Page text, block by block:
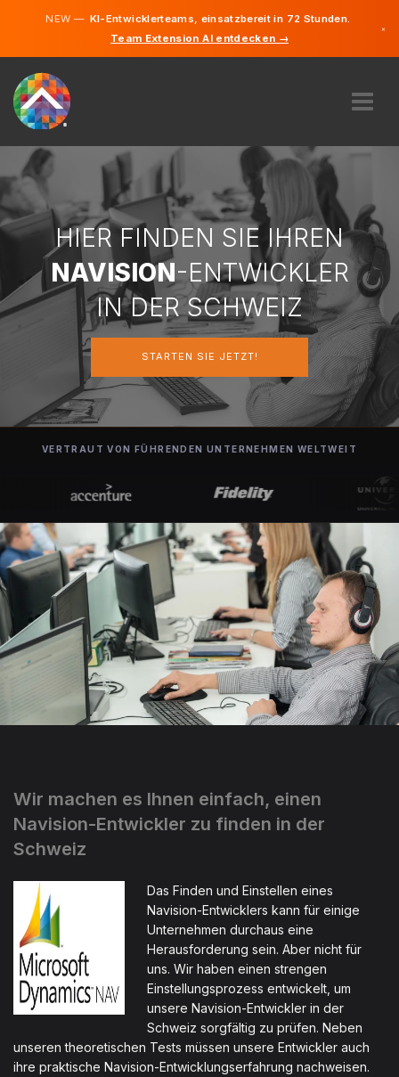
NEW —KI-Entwicklerteams, einsatzbereit in 72 Stunden.
Team Extension AI entdecken →
×
ÜBER UNS
EXPERTISE
WIE FUNKTIONIERT ES?
KARRIERE
FINDEN
SCHWEIZ
STARTEN SIE JETZT
Englisch
HIER FINDEN SIE IHREN
NAVISION-ENTWICKLER
IN DER SCHWEIZ
STARTEN SIE JETZT!
VERTRAUT VON FÜHRENDEN UNTERNEHMEN WELTWEIT
Wir machen es Ihnen einfach, einen
Navision-Entwickler zu finden in der
Schweiz
Das Finden und Einstellen eines
Navision-Entwicklers kann für einige
Unternehmen durchaus eine
Herausforderung sein. Aber nicht für
uns. Wir haben einen strengen
Einstellungsprozess entwickelt, um
unsere Navision-Entwickler in der
Schweiz sorgfältig zu prüfen. Neben
unseren theoretischen Tests müssen unsere Entwickler auch
ihre praktische Navision-Entwicklungserfahrung nachweisen.